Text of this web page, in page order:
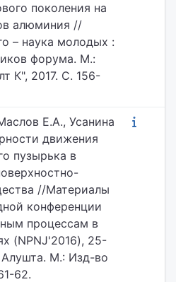
поколения на
алюминия //
– наука молодых :
форума. М.:
К", 2017. С. 156-
Е.А., Усанина
движения
пузырька в
//Материалы
конференции
процессам в
(NPNJ'2016), 25-
Алушта. М.: Изд-во
62.